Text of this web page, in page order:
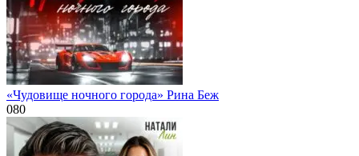
«Чудовище ночного города» Рина Беж
080